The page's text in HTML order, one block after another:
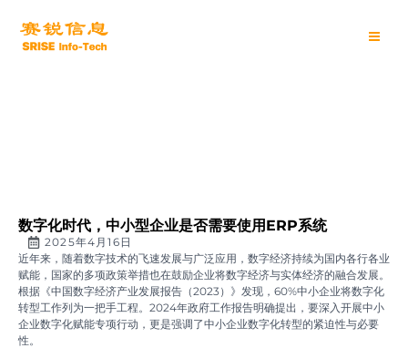
数字化时代，中小型企业是否需要使用ERP系统
2025年4月16日
近年来，随着数字技术的飞速发展与广泛应用，数字经济持续为国内各行各业
赋能，国家的多项政策举措也在鼓励企业将数字经济与实体经济的融合发展。
根据《中国数字经济产业发展报告（2023）》发现，60%中小企业将数字化
转型工作列为一把手工程。2024年政府工作报告明确提出，要深入开展中小
企业数字化赋能专项行动，更是强调了中小企业数字化转型的紧迫性与必要
性。